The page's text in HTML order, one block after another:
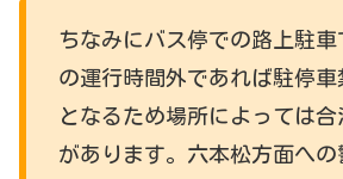
ちなみにバス停での路上駐車
の運行時間外であれば駐停車
となるため場所によっては
があります。六本松方面への